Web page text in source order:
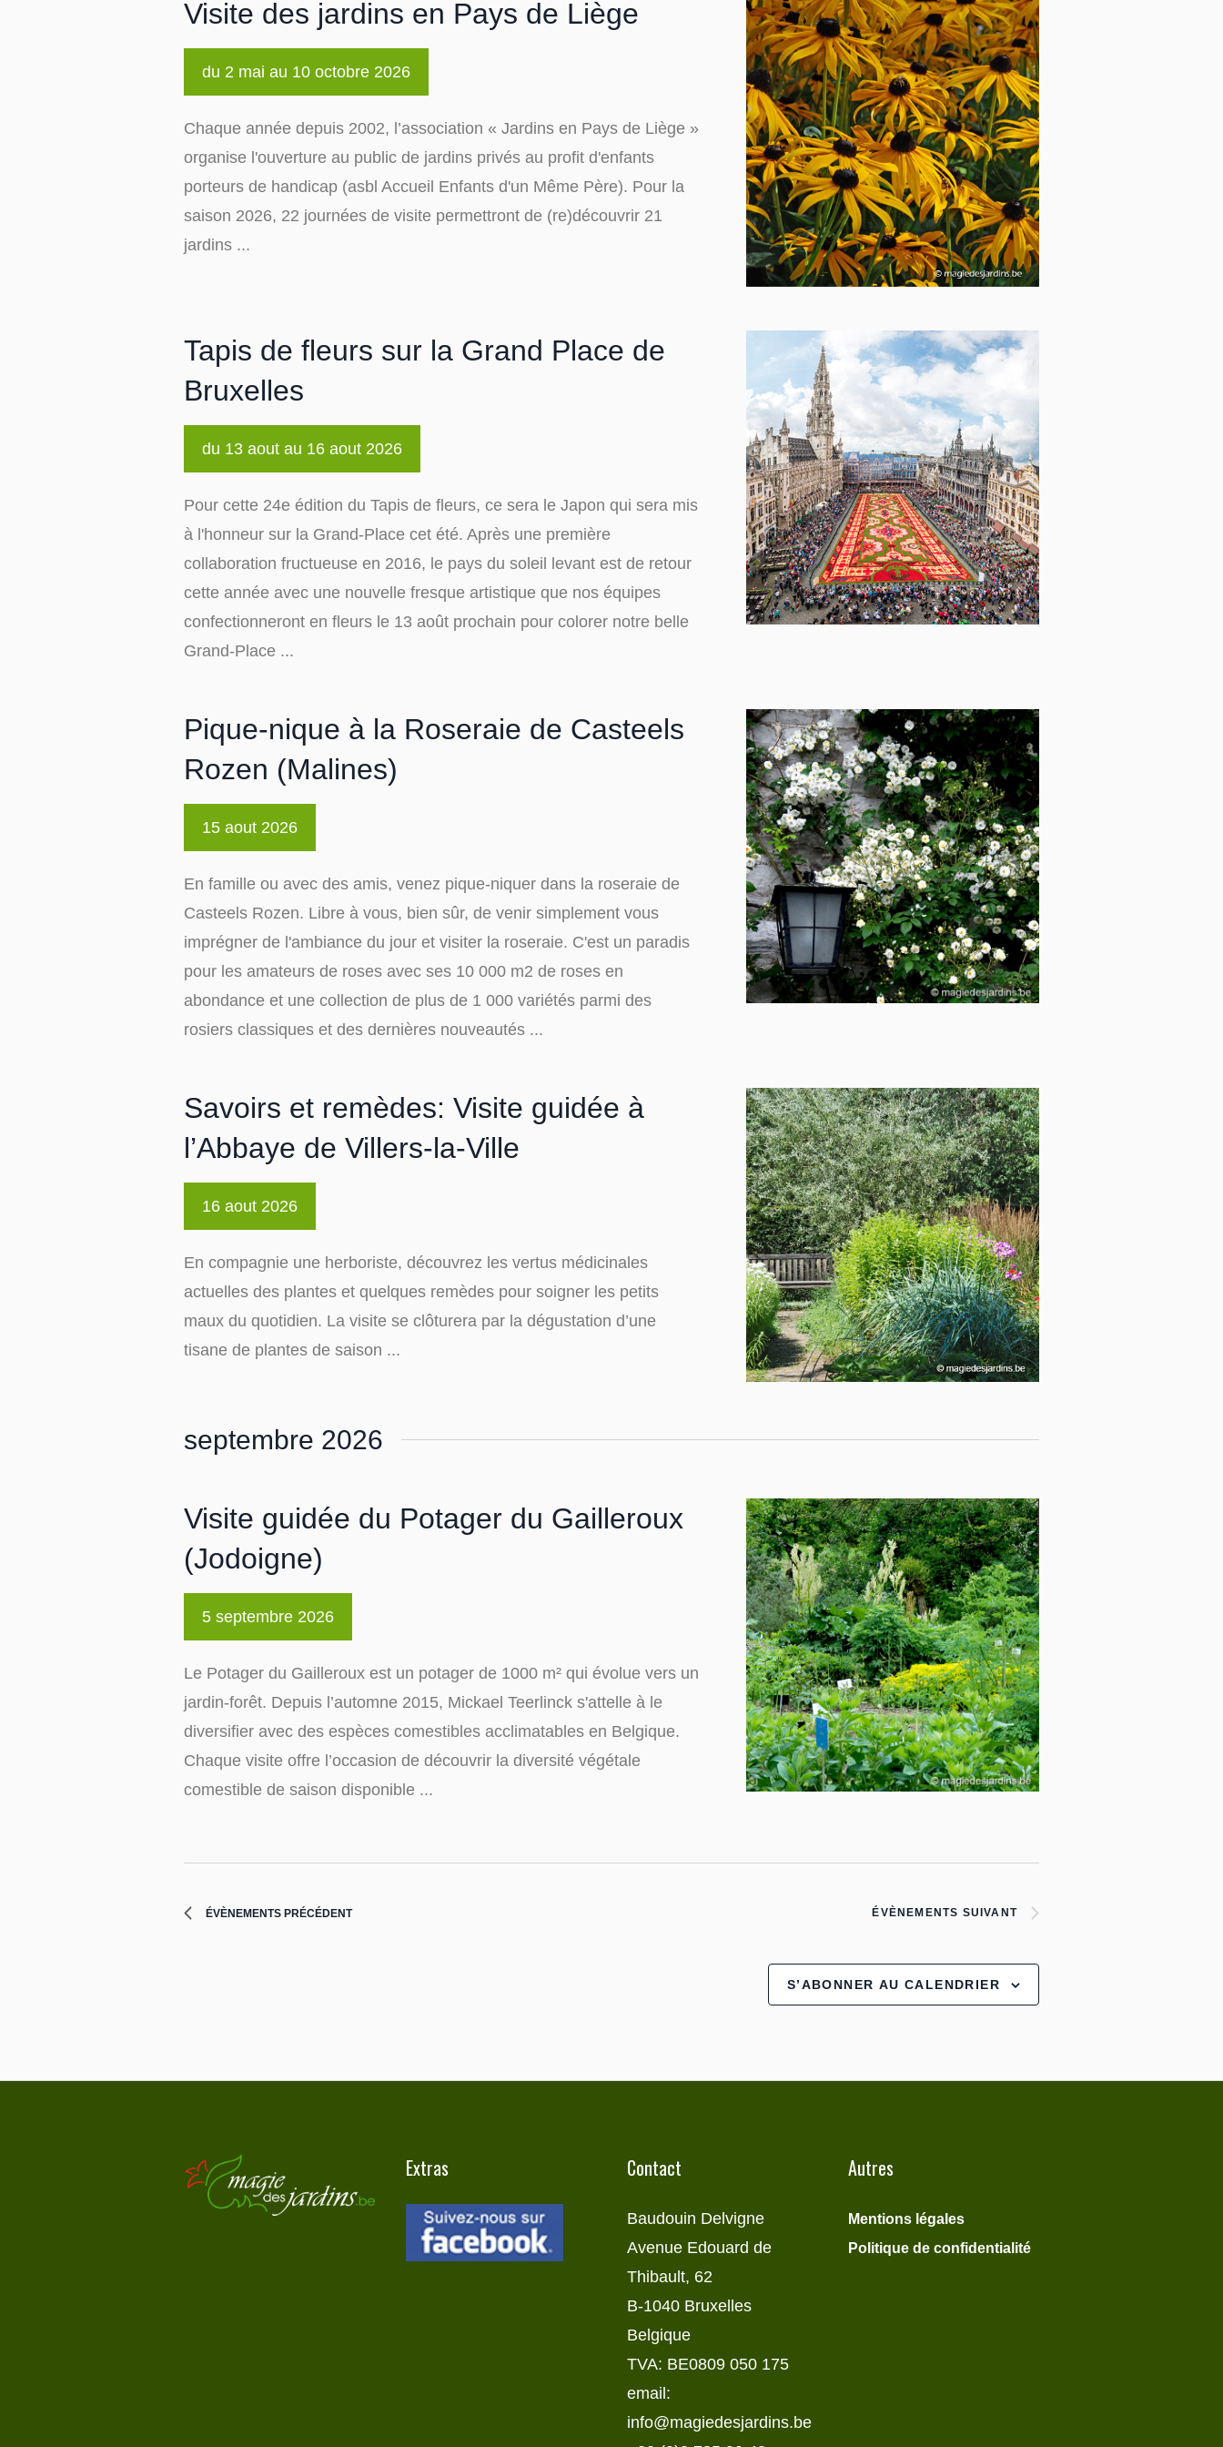
Évènements
clé.
Visite des jardins en Pays de Liège
du 2 mai au 10 octobre 2026
Chaque année depuis 2002, l’association « Jardins en Pays de Liège »
organise l'ouverture au public de jardins privés au profit d'enfants
porteurs de handicap (asbl Accueil Enfants d'un Même Père). Pour la
saison 2026, 22 journées de visite permettront de (re)découvrir 21
jardins ...
Tapis de fleurs sur la Grand Place de
Bruxelles
du 13 aout au 16 aout 2026
Pour cette 24e édition du Tapis de fleurs, ce sera le Japon qui sera mis
à l'honneur sur la Grand-Place cet été. Après une première
collaboration fructueuse en 2016, le pays du soleil levant est de retour
cette année avec une nouvelle fresque artistique que nos équipes
confectionneront en fleurs le 13 août prochain pour colorer notre belle
Grand-Place ...
Pique-nique à la Roseraie de Casteels
Rozen (Malines)
15 aout 2026
En famille ou avec des amis, venez pique-niquer dans la roseraie de
Casteels Rozen. Libre à vous, bien sûr, de venir simplement vous
imprégner de l'ambiance du jour et visiter la roseraie. C'est un paradis
pour les amateurs de roses avec ses 10 000 m2 de roses en
abondance et une collection de plus de 1 000 variétés parmi des
rosiers classiques et des dernières nouveautés ...
Savoirs et remèdes: Visite guidée à
l’Abbaye de Villers-la-Ville
16 aout 2026
En compagnie une herboriste, découvrez les vertus médicinales
actuelles des plantes et quelques remèdes pour soigner les petits
maux du quotidien. La visite se clôturera par la dégustation d’une
tisane de plantes de saison ...
septembre 2026
Visite guidée du Potager du Gailleroux
(Jodoigne)
5 septembre 2026
Le Potager du Gailleroux est un potager de 1000 m² qui évolue vers un
jardin-forêt. Depuis l’automne 2015, Mickael Teerlinck s'attelle à le
diversifier avec des espèces comestibles acclimatables en Belgique.
Chaque visite offre l’occasion de découvrir la diversité végétale
comestible de saison disponible ...
ÉVÈNEMENTS PRÉCÉDENT ÉVÈNEMENTS SUIVANT
S’ABONNER AU CALENDRIER
Extras Contact
Baudouin Delvigne
Avenue Edouard de
Thibault, 62
B-1040 Bruxelles
Belgique
TVA: BE0809 050 175
email:
info@magiedesjardins.be
Autres
Mentions légales
Politique de confidentialité